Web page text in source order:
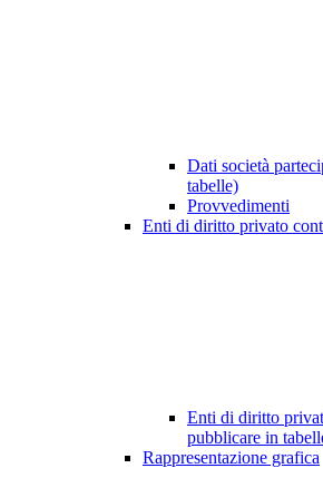
Dati società
tabelle)
Provvedimenti
Enti di diritto privato
Enti di diritto
pubblicare in
Rappresentazione grafica